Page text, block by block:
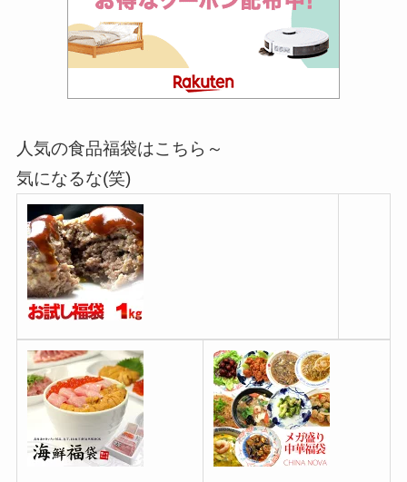
人気の食品福袋はこちら～
気になるな(笑)